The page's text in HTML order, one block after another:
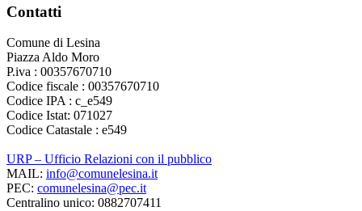
Contatti
Comune di Lesina
Piazza Aldo Moro
P.iva : 00357670710
Codice fiscale : 00357670710
Codice IPA : c_e549
Codice Istat: 071027
Codice Catastale : e549
URP – Ufficio Relazioni con il pubblico
MAIL: info@comunelesina.it
PEC: comunelesina@pec.it
Centralino unico: 0882707411